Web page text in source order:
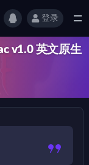
登录
v1.0 英文原生